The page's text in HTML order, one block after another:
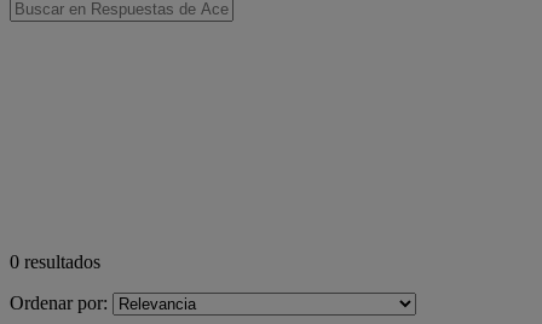
0 resultados
Ordenar por: